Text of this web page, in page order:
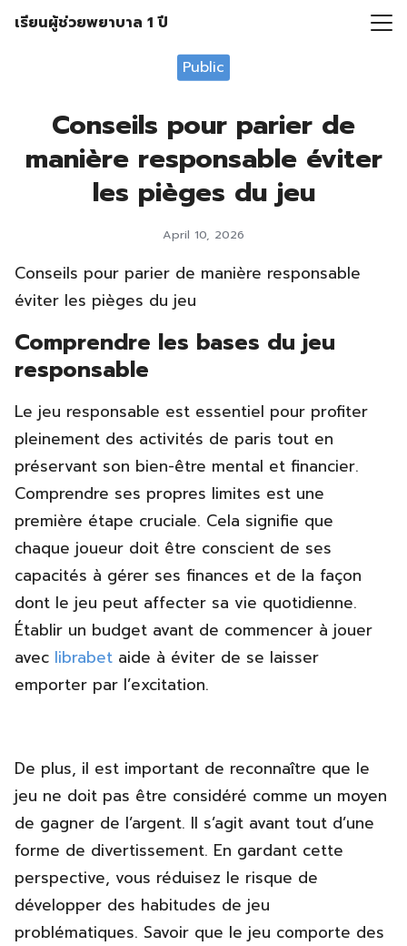
Skip
เรียนผู้ช่วยพยาบาล 1 ปี
Public
Conseils pour parier de
manière responsable éviter
les pièges du jeu
April 10, 2026
Conseils pour parier de manière responsable
éviter les pièges du jeu
Comprendre les bases du jeu
responsable
Le jeu responsable est essentiel pour profiter
pleinement des activités de paris tout en
préservant son bien-être mental et financier.
Comprendre ses propres limites est une
première étape cruciale. Cela signifie que
chaque joueur doit être conscient de ses
capacités à gérer ses finances et de la façon
dont le jeu peut affecter sa vie quotidienne.
Établir un budget avant de commencer à jouer
avec librabet aide à éviter de se laisser
emporter par l’excitation.
De plus, il est important de reconnaître que le
jeu ne doit pas être considéré comme un moyen
de gagner de l’argent. Il s’agit avant tout d’une
forme de divertissement. En gardant cette
perspective, vous réduisez le risque de
développer des habitudes de jeu
problématiques. Savoir que le jeu comporte des